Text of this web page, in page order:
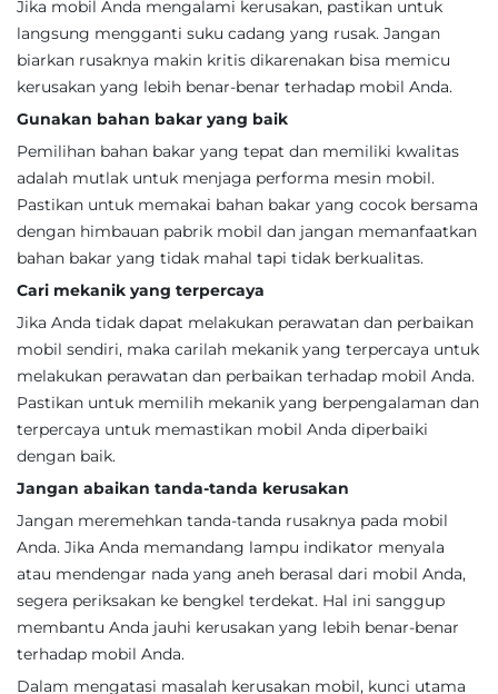
Jika mobil Anda mengalami kerusakan, pastikan untuk
langsung mengganti suku cadang yang rusak. Jangan
biarkan rusaknya makin kritis dikarenakan bisa memicu
kerusakan yang lebih benar-benar terhadap mobil Anda.
Gunakan bahan bakar yang baik
Pemilihan bahan bakar yang tepat dan memiliki kwalitas
adalah mutlak untuk menjaga performa mesin mobil.
Pastikan untuk memakai bahan bakar yang cocok bersama
dengan himbauan pabrik mobil dan jangan memanfaatkan
bahan bakar yang tidak mahal tapi tidak berkualitas.
Cari mekanik yang terpercaya
Jika Anda tidak dapat melakukan perawatan dan perbaikan
mobil sendiri, maka carilah mekanik yang terpercaya untuk
melakukan perawatan dan perbaikan terhadap mobil Anda.
Pastikan untuk memilih mekanik yang berpengalaman dan
terpercaya untuk memastikan mobil Anda diperbaiki
dengan baik.
Jangan abaikan tanda-tanda kerusakan
Jangan meremehkan tanda-tanda rusaknya pada mobil
Anda. Jika Anda memandang lampu indikator menyala
atau mendengar nada yang aneh berasal dari mobil Anda,
segera periksakan ke bengkel terdekat. Hal ini sanggup
membantu Anda jauhi kerusakan yang lebih benar-benar
terhadap mobil Anda.
Dalam mengatasi masalah kerusakan mobil, kunci utama